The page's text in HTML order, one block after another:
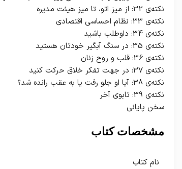
نکته‌ی 32: از میز اتو، تا میز هیئت‌ مدیره
نکته‌ی 33: نظام احساسی اقتصادی
نکته‌ی 34: داوطلب باشید
نکته‌ی 35: در سنگ آبگیر خودتان هستید
نکته‌ی 36: قلب و روح زنان
نکته‌ی 37: در جهت تفکر خلاق حرکت کنید
نکته‌ی 38: آیا او جلو رفت یا به عقب رانده شد؟
نکته‌ی 39: تابوی آخر
سخن پایانی
مشخصات کتاب
نام کتاب